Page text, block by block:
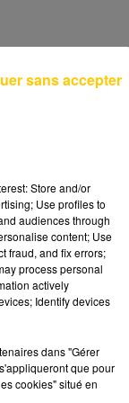
Store and/or
Use profiles to
audiences through
content; Use
fraud, and fix errors;
process personal
actively
Identify devices
dans "Gérer
que pour
cookies" situé en
sans accepter